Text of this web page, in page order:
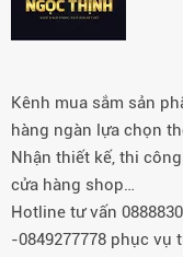
Kênh mua sắm sản
hàng ngàn lựa chọn
Nhận thiết kế, thi
cửa hàng shop…
Hotline tư vấn
-0849277778 phục vụ